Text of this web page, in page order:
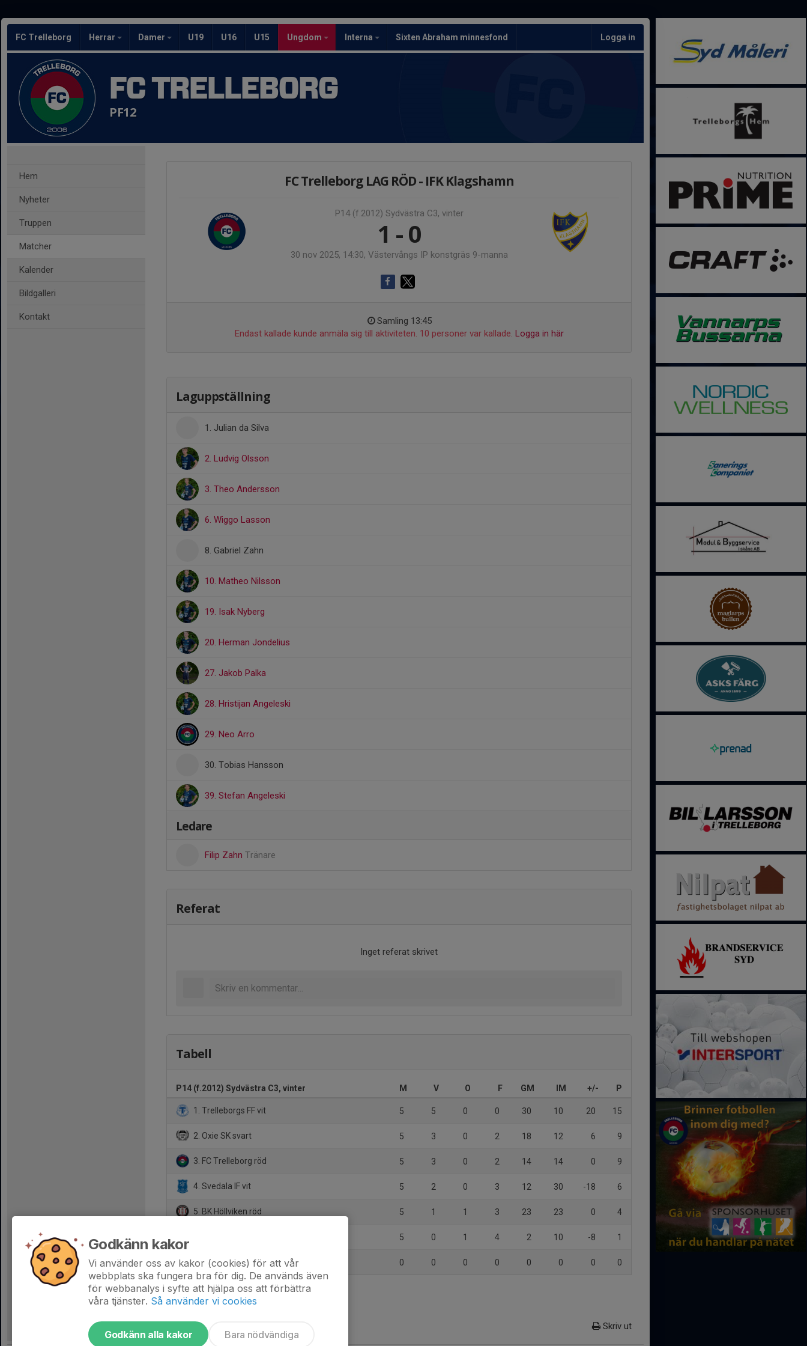
FC Trelleborg Herrar Damer U19 U16 U15 Ungdom Interna Sixten Abraham minnesfond Logga in
FC TRELLEBORG
PF12
Hem
Nyheter
Truppen
Matcher
Kalender
Bildgalleri
Kontakt
FC Trelleborg LAG RÖD - IFK Klagshamn
P14 (f.2012) Sydvästra C3, vinter
1 - 0
30 nov 2025, 14:30, Västervångs IP konstgräs 9-manna
Samling 13:45
Endast kallade kunde anmäla sig till aktiviteten. 10 personer var kallade. Logga in här
Laguppställning
1. Julian da Silva
2. Ludvig Olsson
3. Theo Andersson
6. Wiggo Lasson
8. Gabriel Zahn
10. Matheo Nilsson
19. Isak Nyberg
20. Herman Jondelius
27. Jakob Palka
28. Hristijan Angeleski
29. Neo Arro
30. Tobias Hansson
39. Stefan Angeleski
Ledare
Filip Zahn Tränare
Referat
Inget referat skrivet
Tabell
P14 (f.2012) Sydvästra C3, vinter M V O F GM IM +/- P
1. Trelleborgs FF vit 5 5 0 0 30 10 20 15
2. Oxie SK svart 5 3 0 2 18 12 6 9
3. FC Trelleborg röd 5 3 0 2 14 14 0 9
4. Svedala IF vit 5 2 0 3 12 30 -18 6
5. BK Höllviken röd 5 1 1 3 23 23 0 4
5 0 1 4 2 10 -8 1
7. Skanör Falsterbo IF röd/vit 0 0 0 0 0 0 0 0
Skriv ut
Godkänn kakor
Vi använder oss av kakor (cookies) för att vår
webbplats ska fungera bra för dig. De används även
för webbanalys i syfte att hjälpa oss att förbättra
våra tjänster. Så använder vi cookies
Godkänn alla kakor Bara nödvändiga